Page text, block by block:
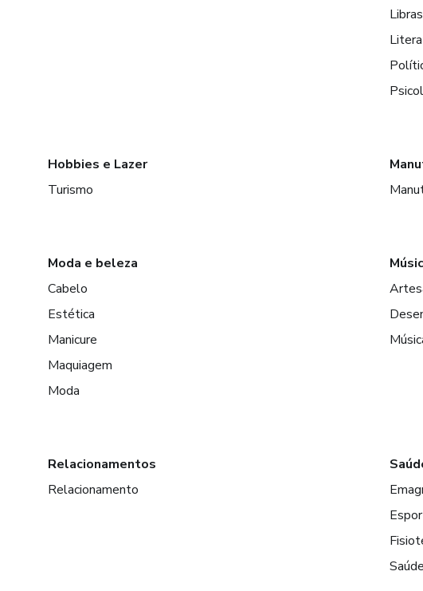
Libras
Hobbies e Lazer
Turismo
Moda e beleza
Cabelo
Estética
Manicure
Maquiagem
Moda
Relacionamentos
Relacionamento
Saúde